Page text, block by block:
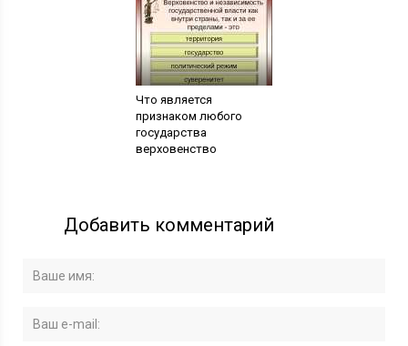
Что является
признаком любого
государства
верховенство
Добавить комментарий